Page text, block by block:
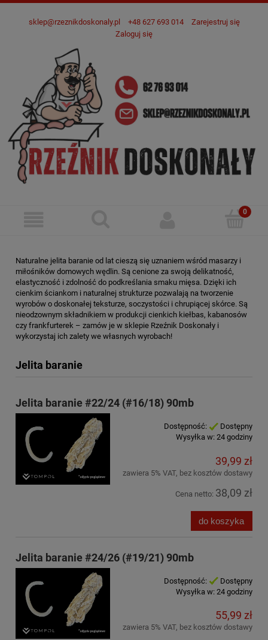
sklep@rzeznikdoskonaly.pl +48 627 693 014
Zarejestruj się
Zaloguj się
Naturalne jelita baranie od lat cieszą się uznaniem wśród masarzy i
miłośników domowych wędlin. Są cenione za swoją delikatność,
elastyczność i zdolność do podkreślania smaku mięsa. Dzięki ich
cienkim ściankom i naturalnej strukturze pozwalają na tworzenie
wyrobów o doskonałej teksturze, soczystości i chrupiącej skórce. Są
nieodzownym składnikiem w produkcji cienkich kiełbas, kabanosów
czy frankfurterek – zamów je w sklepie Rzeźnik Doskonały i
wykorzystaj ich zalety we własnych wyrobach!
Jelita baranie
Jelita baranie #22/24 (#16/18) 90mb
Dostępność:
Dostępny
Wysyłka w: 24 godziny
39,99 zł
zawiera 5% VAT, bez kosztów dostawy
Cena netto: 38,09 zł
do koszyka
Jelita baranie #24/26 (#19/21) 90mb
Dostępność:
Dostępny
Wysyłka w: 24 godziny
55,99 zł
zawiera 5% VAT, bez kosztów dostawy